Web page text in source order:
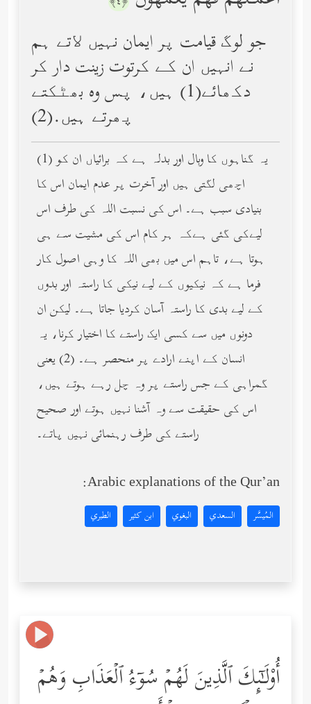
جو لوگ قیامت پر ایمان نہیں ﻻتے ہم
نے انہیں ان کے کرتوت زینت دار کر
دکھائے(1) ہیں، پس وه بھٹکتے
پھرتے ہیں.(2)
(1) یہ گناہوں کا وبال اور بدلہ ہے کہ برائیاں ان کو
اچھی لگتی ہیں اور آخرت پر عدم ایمان اس کا
بنیادی سبب ہے۔ اس کی نسبت اللہ کی طرف اس
لیےکی گئی ہےکہ ہر کام اس کی مشیت سے ہی
ہوتا ہے، تاہم اس میں بھی اللہ کا وہی اصول کار
فرما ہے کہ نیکیوں کے لیے نیکی کا راستہ اور بدوں
کے لیے بدی کا راستہ آسان کردیا جاتا ہے۔ لیکن ان
دونوں میں سے کسی ایک راستے کا اختیار کرنا، یہ
انسان کے اپنے ارادے پر منحصر ہے۔ (2) یعنی
گمراہی کے جس راستے پر وہ چل رہے ہوتے ہیں،
اس کی حقیقت سے وہ آشنا نہیں ہوتے اور صحیح
راستے کی طرف رہنمائی نہیں پاتے۔
Arabic explanations of the Qur’an:
المُيسَّر السعدي البغوي ابن كثير الطبري
أُوْلَـٰۤىِٕكَ ٱلَّذِینَ لَهُمۡ سُوۤءُ ٱلۡعَذَابِ وَهُمۡ